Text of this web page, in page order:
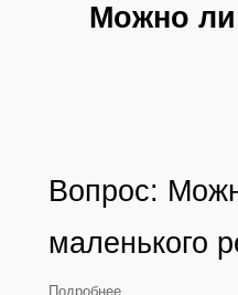
Можно ли
Вопрос:
маленького
Подробнее...